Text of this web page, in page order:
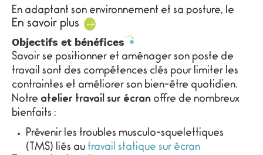
En adaptant son environnement et sa posture, le
collaborateurréduit significativement les tensions
durant son activité.
En savoir plus
Objectifs et bénéfices
Savoir se positionner et aménager son poste de
travail sont des compétences clés pour limiter les
contraintes et améliorer son bien-être quotidien.
Notre atelier travail sur écran offre de nombreux
bienfaits :
Prévenir les troubles musculo-squelettiques
(TMS) liés au travail statique sur écran